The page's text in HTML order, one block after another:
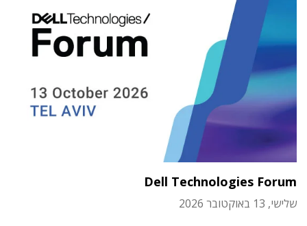
Dell Technologies Forum
שלישי, 13 באוקטובר 2026